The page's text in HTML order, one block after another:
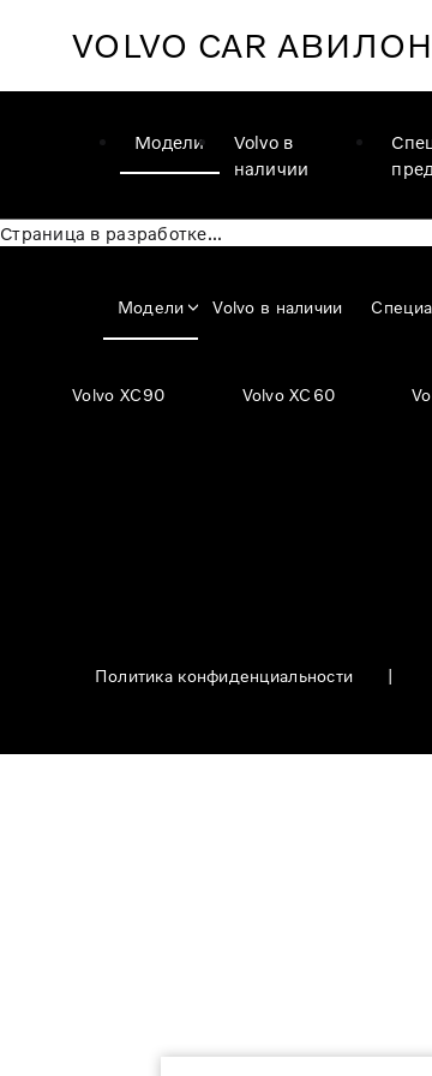
VOLVO CAR АВИЛОН
Модели
Volvo в
наличии
Страница в разработке...
Модели Volvo в наличии
Volvo XC90 Volvo XC60
Политика конфиденциальности |